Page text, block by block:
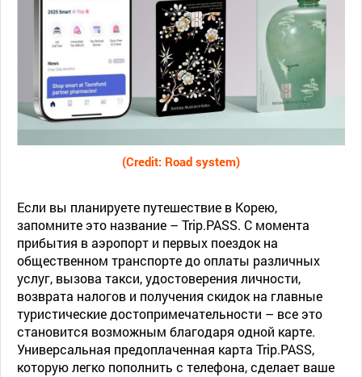
Если вы планируете путешествие в Корею,
запомните это название – Trip.PASS. С момента
прибытия в аэропорт и первых поездок на
общественном транспорте до оплаты различных
услуг, вызова такси, удостоверения личности,
возврата налогов и получения скидок на главные
туристические достопримечательности – все это
становится возможным благодаря одной карте.
Универсальная предоплаченная карта Trip.PASS,
которую легко пополнить с телефона, сделает ваше